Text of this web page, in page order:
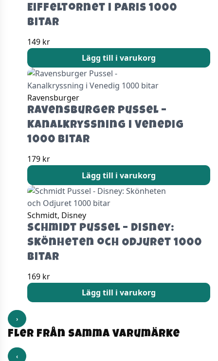
Eiffeltornet i Paris 1000
bitar
149 kr
Lägg till i varukorg
Ravensburger
Ravensburger Pussel –
Kanalkryssning i Venedig
1000 bitar
179 kr
Lägg till i varukorg
Schmidt, Disney
Schmidt Pussel – Disney:
Skönheten och Odjuret 1000
bitar
169 kr
Lägg till i varukorg
›
Fler från samma varumärke
‹